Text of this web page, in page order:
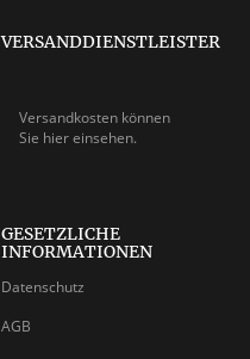
VERSANDDIENSTLEISTER
Versandkosten können
Sie hier einsehen.
GESETZLICHE
INFORMATIONEN
Datenschutz
AGB